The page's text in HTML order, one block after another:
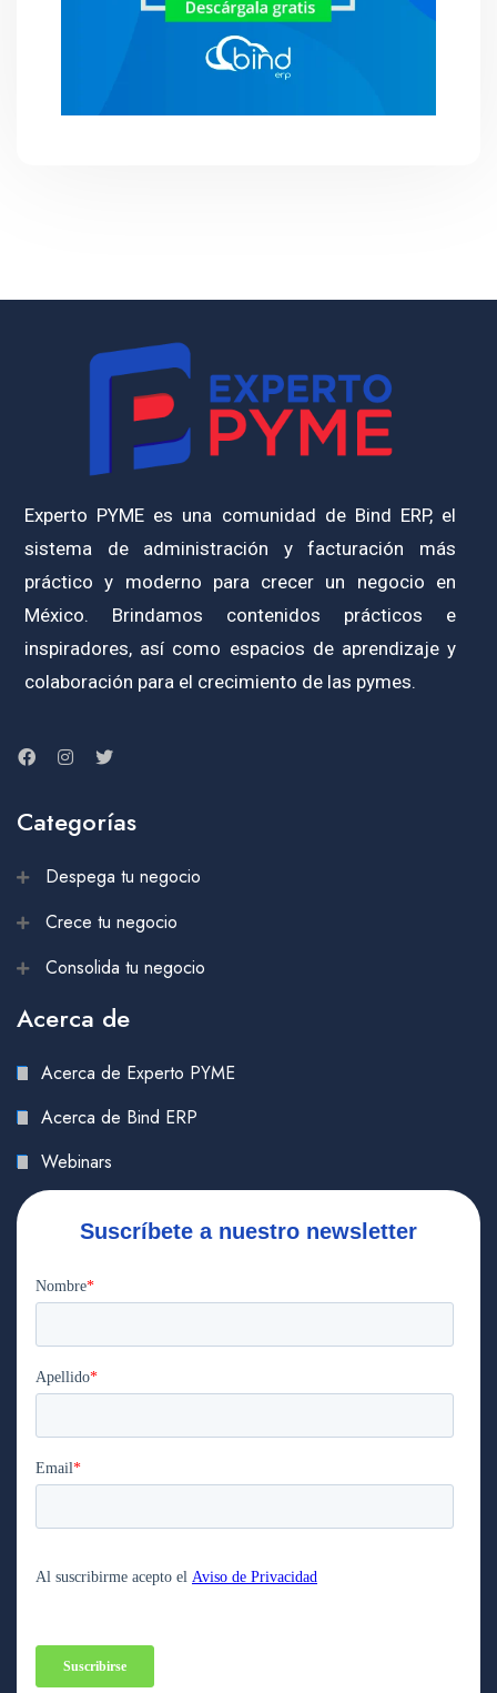
Experto PYME es una comunidad de Bind ERP, el
sistema de administración y facturación más
práctico y moderno para crecer un negocio en
México. Brindamos contenidos prácticos e
inspiradores, así como espacios de aprendizaje y
colaboración para el crecimiento de las pymes.
Categorías
Despega tu negocio
Crece tu negocio
Consolida tu negocio
Acerca de
Acerca de Experto PYME
Acerca de Bind ERP
Webinars
Suscríbete a nuestro newsletter